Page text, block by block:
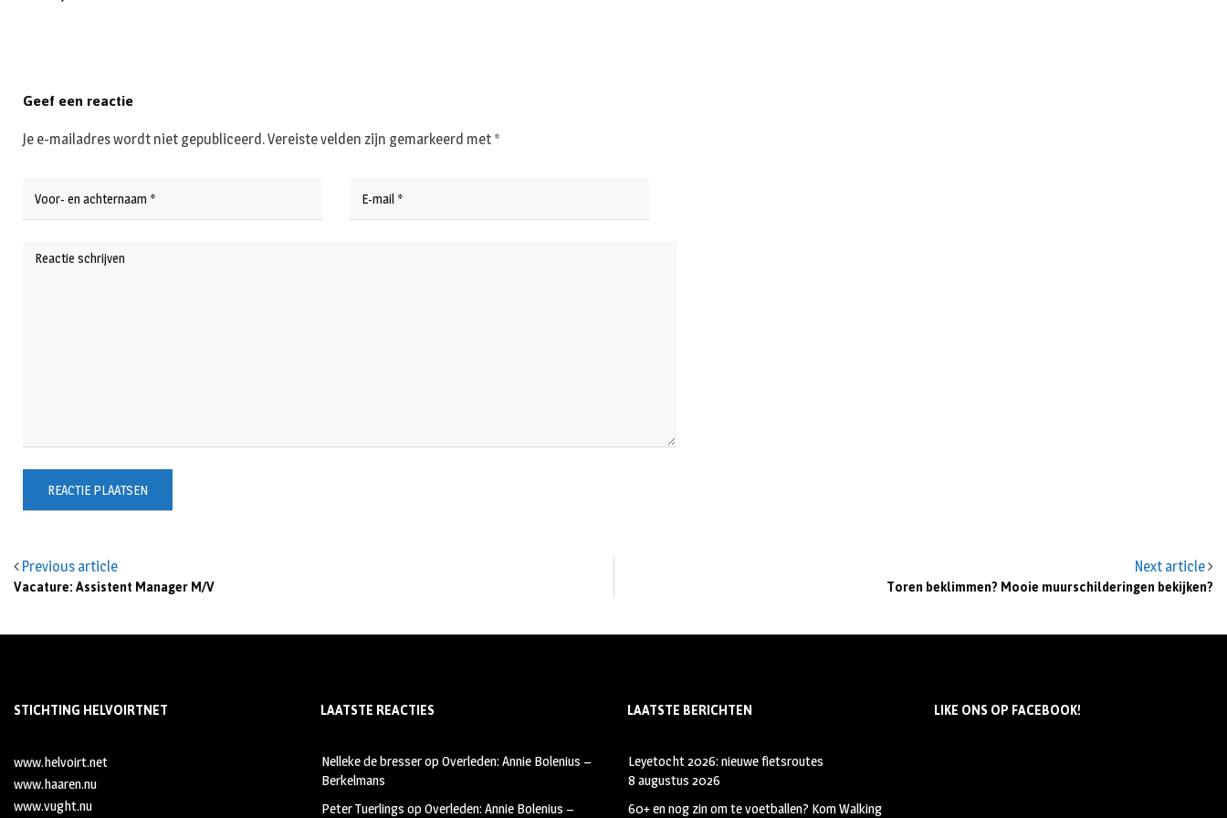
Previous article
Vacature: Assistent Manager M/V
Next article
Toren beklimmen? Mooie muurschilderingen bekijken?
Geef een reactie
Je e-mailadres wordt niet gepubliceerd.Vereiste velden zijn gemarkeerd met *
STICHTING HELVOIRTNET
www.helvoirt.net
www.haaren.nu
www.vught.nu
LAATSTE REACTIES
Nelleke de bresseropOverleden: Annie Bolenius –
Berkelmans
Peter Tuerlings opOverleden: Annie Bolenius –
LAATSTE BERICHTEN
Leyetocht 2026: nieuwe fietsroutes
8 augustus 2026
60+ en nog zin om te voetballen? Kom Walking
LIKE ONS OP FACEBOOK!